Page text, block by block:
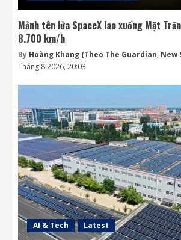
Mảnh tên lửa SpaceX lao xuống Mặt
8.700 km/h
By Hoàng Khang (Theo The Guardian,
Tháng 8 2026, 20:03
AI & Tech Latest